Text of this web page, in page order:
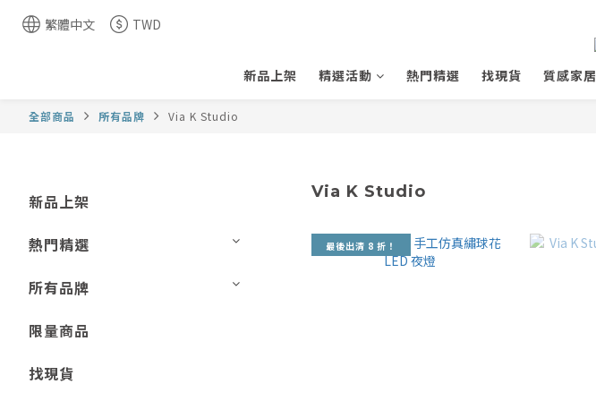
繁體中文 TWD
新品上架 精選活動 熱門精選 找現貨 質感家居
全部商品 所有品牌 Via K Studio
新品上架
熱門精選
所有品牌
限量商品
找現貨
Via K Studio
最後出清 8 折！